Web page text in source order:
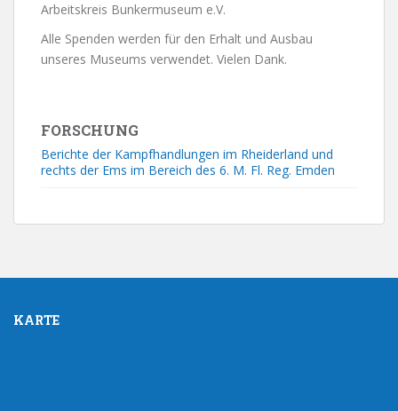
Arbeitskreis Bunkermuseum e.V.
Alle Spenden werden für den Erhalt und Ausbau
unseres Museums verwendet. Vielen Dank.
FORSCHUNG
Berichte der Kampfhandlungen im Rheiderland und
rechts der Ems im Bereich des 6. M. Fl. Reg. Emden
KARTE